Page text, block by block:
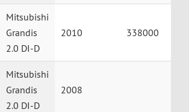
Mitsubishi
Grandis
2.0 DI-D
2010 338000
Mitsubishi
Grandis
2.0 DI-D
2008